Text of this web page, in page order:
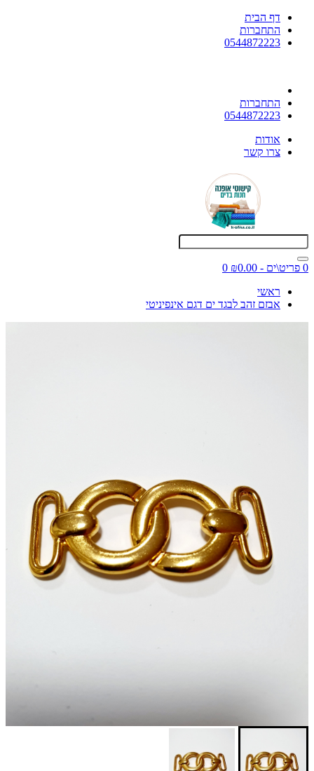
דף הבית
התחברות
0544872223
התחברות
0544872223
אודות
צרו קשר
0 פריט\ים - ₪0.00
0
ראשי
אבזם זהב לבגד ים דגם אינפיניטי